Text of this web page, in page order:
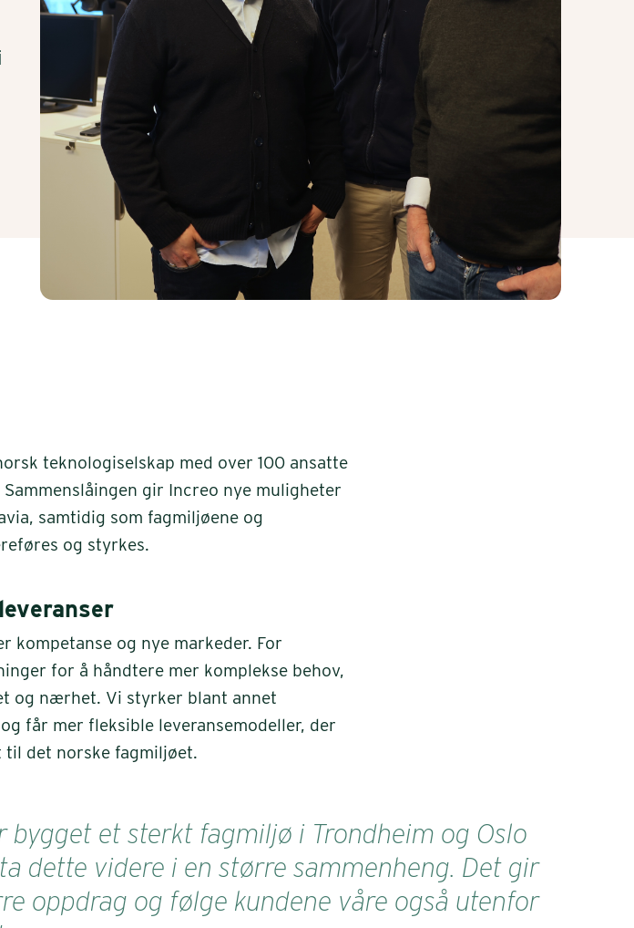
teknologiselskap med over 100 ansatte
gir Increo nye muligheter
samtidig som fagmiljøene og
og styrkes.
kompetanse og nye markeder. For
for å håndtere mer komplekse behov,
og nærhet. Vi styrker blant annet
får mer fleksible leveransemodeller, der
til det norske fagmiljøet.
et sterkt fagmiljø i Trondheim og Oslo
dette videre i en større sammenheng. Det gir
oppdrag og følge kundene våre også utenfor